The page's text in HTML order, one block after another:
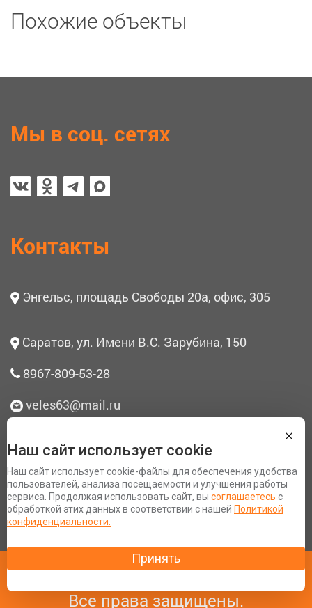
Похожие объекты
Мы в соц. сетях
Контакты
Энгельс, площадь Свободы 20а, офис, 305
Саратов, ул. Имени В.С. Зарубина, 150
8967-809-53-28
veles63@mail.ru
О нас
Согласие на обработку персональных данных
Политика конфиденциальности
Разработка сайта Space App
Copyright 2007 - 2020 © «Терем′ОК».
Все права защищены.
Наш сайт использует cookie
Наш сайт использует cookie-файлы для обеспечения удобства
пользователей, анализа посещаемости и улучшения работы
сервиса. Продолжая использовать сайт, вы соглашаетесь с
обработкой этих данных в соответствии с нашей Политикой
конфиденциальности.